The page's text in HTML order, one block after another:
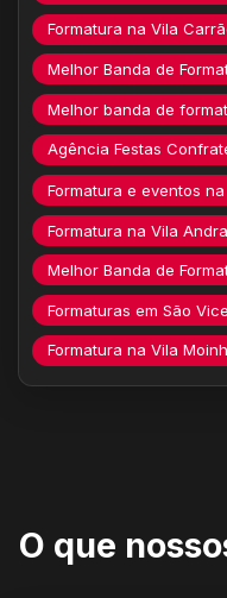
Formatura na Vila
Melhor Banda de
Melhor banda de
Agência Festas
Formatura e eventos
Formatura na Vila
Melhor Banda de
Formaturas em São
Formatura na Vila
O que